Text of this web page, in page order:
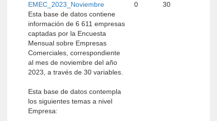
EMEC_2023_Noviembre
Esta base de datos contiene
información de 6 611 empresas
captadas por la Encuesta
Mensual sobre Empresas
Comerciales, correspondiente
al mes de noviembre del año
2023, a través de 30 variables.
Esta base de datos contempla
los siguientes temas a nivel
Empresa:
0 30